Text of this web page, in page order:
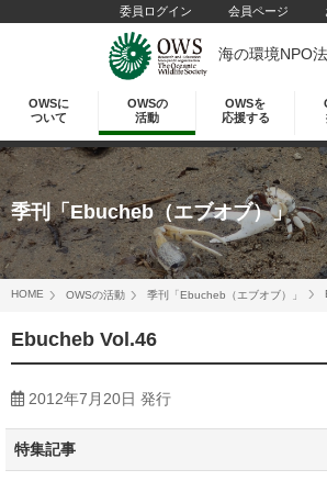
委員ログイン 会員ページ
海の環境NPO
OWSに
ついて
OWSの
活動
OWSを
応援する
季刊「Ebucheb（エブオブ）」
HOME OWSの活動 季刊「Ebucheb（エブオブ）」
Ebucheb Vol.46
2012年7月20日 発行
特集記事